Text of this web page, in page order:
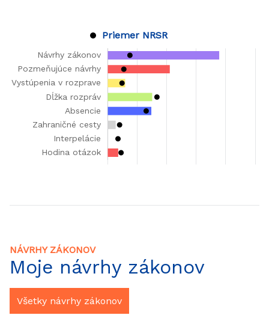
Priemer NRSR
NÁVRHY ZÁKONOV
Moje návrhy zákonov
Všetky návrhy zákonov